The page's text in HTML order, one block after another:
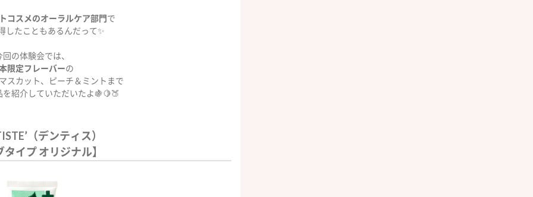
コスメのオーラルケア部門で
したこともあるんだって✨
回の体験会では、
限定フレーバーの
スカット、ピーチ＆ミントまで
を紹介していただいたよ🍇🍋🍑
（デンティス）
イプ オリジナル】